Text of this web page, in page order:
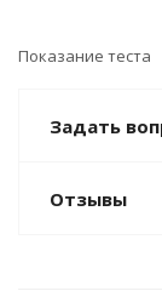
Показание теста
Задать
Отзывы